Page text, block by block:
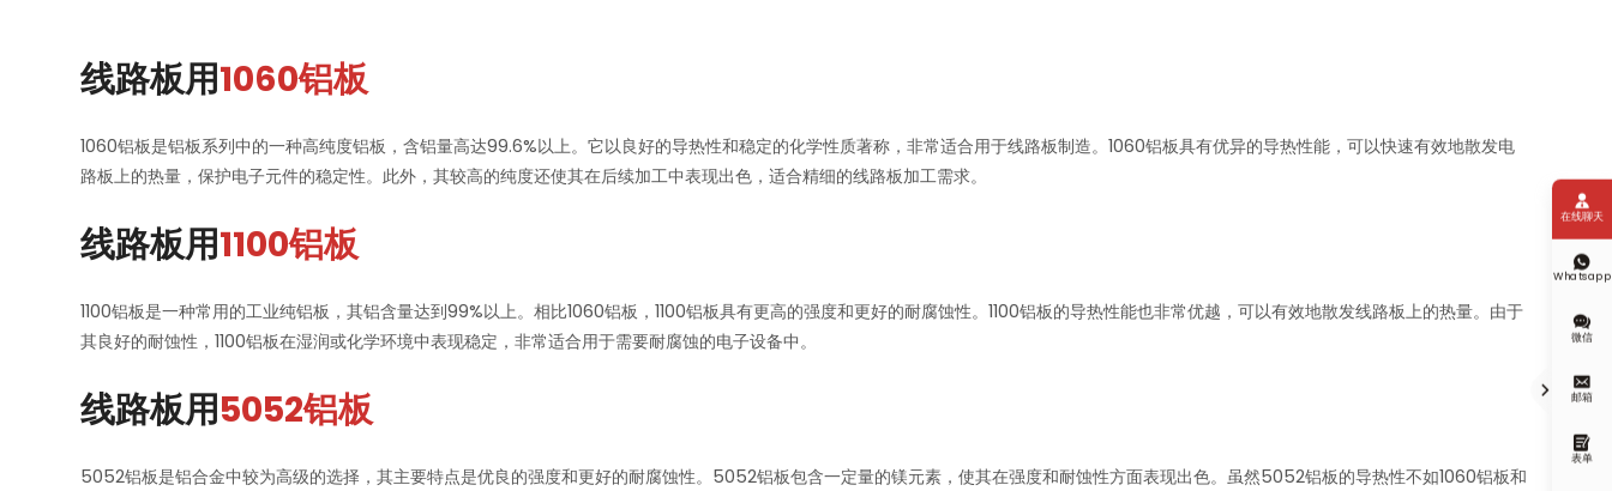
线路板用1060铝板
1060铝板是铝板系列中的一种高纯度铝板，含铝量高达99.6%以上。它以良好的导热性和稳定的化学性质著称，非常适合用于线路板制造。1060铝板具有优异的导热性能，可以快速有效地散发电
路板上的热量，保护电子元件的稳定性。此外，其较高的纯度还使其在后续加工中表现出色，适合精细的线路板加工需求。
线路板用1100铝板
1100铝板是一种常用的工业纯铝板，其铝含量达到99%以上。相比1060铝板，1100铝板具有更高的强度和更好的耐腐蚀性。1100铝板的导热性能也非常优越，可以有效地散发线路板上的热量。由于
其良好的耐蚀性，1100铝板在湿润或化学环境中表现稳定，非常适合用于需要耐腐蚀的电子设备中。
线路板用5052铝板
5052铝板是铝合金中较为高级的选择，其主要特点是优良的强度和更好的耐腐蚀性。5052铝板包含一定量的镁元素，使其在强度和耐蚀性方面表现出色。虽然5052铝板的导热性不如1060铝板和

在线聊天

Whatsapp

微信

邮箱

表单
